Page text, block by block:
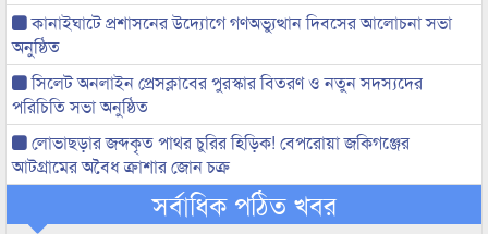
কানাইঘাটে প্রশাসনের উদ্যোগে গণঅভ্যুত্থান দিবসের আলোচনা সভা
অনুষ্ঠিত
সিলেট অনলাইন প্রেসক্লাবের পুরস্কার বিতরণ ও নতুন সদস্যদের
পরিচিতি সভা অনুষ্ঠিত
লোভাছড়ার জব্দকৃত পাথর চুরির হিড়িক! বেপরোয়া জকিগঞ্জের
আটগ্রামের অবৈধ ক্রাশার জোন চক্র
সর্বাধিক পঠিত খবর